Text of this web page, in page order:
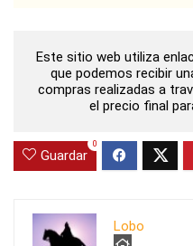
Este sitio web utiliza
que podemos recibir
compras realizadas a
el precio final
Guardar
0
Lobo